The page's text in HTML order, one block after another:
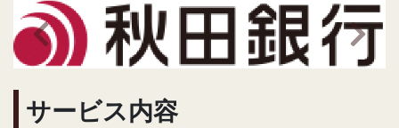
前の画像へ 次の
サービス内容